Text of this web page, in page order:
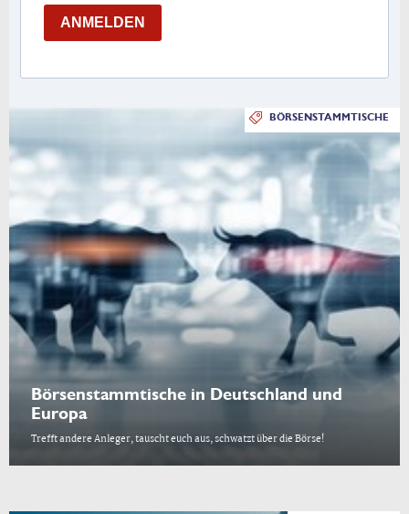
ANMELDEN
BÖRSENSTAMMTISCHE
Börsenstammtische in Deutschland und
Europa
Trefft andere Anleger, tauscht euch aus, schwatzt über die Börse!